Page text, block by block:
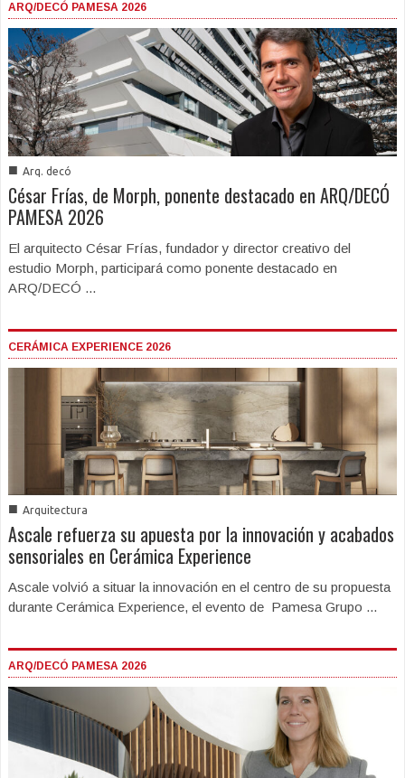
ARQ/DECÓ PAMESA 2026
■ Arq. decó
César Frías, de Morph, ponente destacado en ARQ/DECÓ
PAMESA 2026
El arquitecto César Frías, fundador y director creativo del
estudio Morph, participará como ponente destacado en
ARQ/DECÓ ...
CERÁMICA EXPERIENCE 2026
■ Arquitectura
Ascale refuerza su apuesta por la innovación y acabados
sensoriales en Cerámica Experience
Ascale volvió a situar la innovación en el centro de su propuesta
durante Cerámica Experience, el evento de Pamesa Grupo ...
ARQ/DECÓ PAMESA 2026